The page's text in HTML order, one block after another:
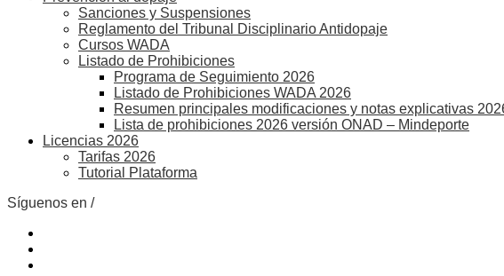
Sanciones y Suspensiones
Reglamento del Tribunal Disciplinario Antidopaje
Cursos WADA
Listado de Prohibiciones
Programa de Seguimiento 2026
Listado de Prohibiciones WADA 2026
Resumen principales modificaciones y notas explicativas
Lista de prohibiciones 2026 versión ONAD – Mindeporte
Licencias 2026
Tarifas 2026
Tutorial Plataforma
Síguenos en /